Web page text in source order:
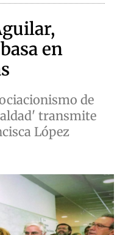
en
de
transmite
López